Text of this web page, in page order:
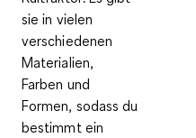
sie in vielen
verschiedenen
Materialien,
Farben und
Formen, sodass du
bestimmt ein